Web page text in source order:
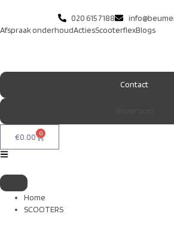
020 615 7188
Afspraak onderhoudActiesScooterflexBlogs
Contact
€0.00 0
Home
SCOOTERS